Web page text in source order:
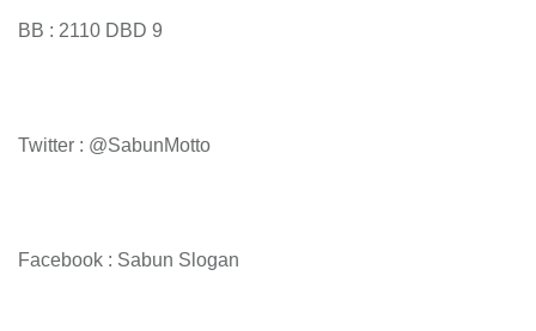
BB : 2110 DBD 9
Twitter : @SabunMotto
Facebook : Sabun Slogan